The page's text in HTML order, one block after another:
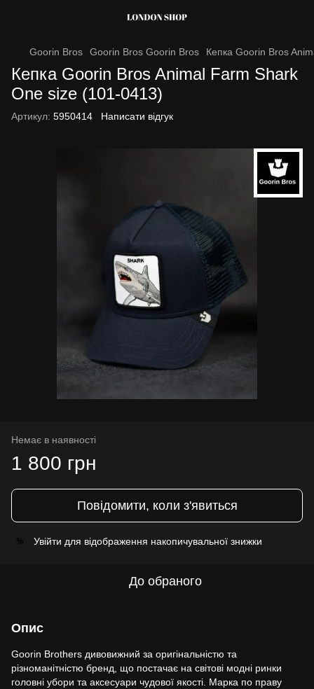
Goorin Bros Goorin Bros Goorin Bros Кепка Goorin Bros
Кепка Goorin Bros Animal Farm Shark
One size (101-0413)
Артикул: 5950414 Написати відгук
Немає в наявності
1 800 грн
Повідомити, коли з'явиться
% Увійти для відображення накопичувальної знижки
До обраного
Опис
Goorin Brothers дивовижний за оригінальністю та
різноманітністю бренд, що постачає на світові модні ринки
головні убори та аксесуари чудової якості. Марка по праву